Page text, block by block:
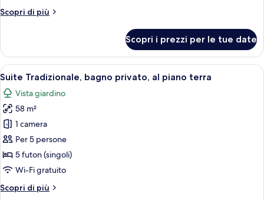
fumatori,
Scopri di più
Altri
Standard,
non
fumatori,
edificio
separato
Scopri i prezzi per le tue date
Apri
tutte
le
foto
per
Suite
Tradizionale,
bagno
privato,
al
Una tradizionale stanza giapponese
14
Suite Tradizionale, bagno privato, al piano terra
Vista giardino
58 m²
1 camera
Per 5 persone
5 futon (singoli)
Wi-Fi gratuito
Scopri di più
Altri